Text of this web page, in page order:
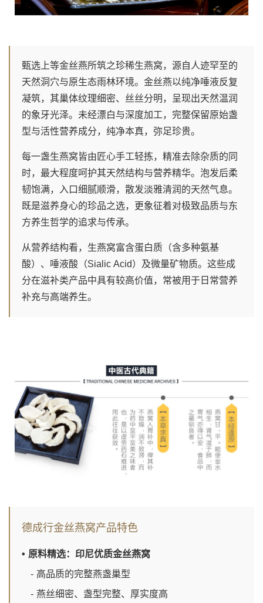
甄选上等金丝燕所筑之珍稀生燕窝，源自人迹罕至的
天然洞穴与原生态雨林环境。金丝燕以纯净唾液反复
凝筑，其巢体纹理细密、丝丝分明，呈现出天然温润
的象牙光泽。未经漂白与深度加工，完整保留原始盏
型与活性营养成分，纯净本真，弥足珍贵。
每一盏生燕窝皆由匠心手工轻拣，精准去除杂质的同
时，最大程度呵护其天然结构与营养精华。泡发后柔
韧饱满，入口细腻顺滑，散发淡雅清润的天然气息。
既是滋养身心的珍品之选，更象征着对极致品质与东
方养生哲学的追求与传承。
从营养结构看，生燕窝富含蛋白质（含多种氨基
酸）、唾液酸（Sialic Acid）及微量矿物质。这些成
分在滋补类产品中具有较高价值，常被用于日常营养
补充与高端养生。
德成行金丝燕窝产品特色
• 原料精选：印尼优质金丝燕窝
- 高品质的完整燕盏巢型
- 燕丝细密、盏型完整、厚实度高